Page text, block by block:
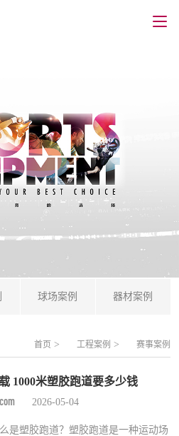
球场案例 器材案例
首页 > 工程案例 > 赛事案例
1000米塑胶跑道要多少钱
2026-05-04
是塑胶跑道？塑胶跑道是一种运动场